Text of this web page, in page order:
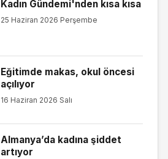
Kadın Gündemi'nden kısa kısa
25 Haziran 2026 Perşembe
Eğitimde makas, okul öncesi
açılıyor
16 Haziran 2026 Salı
Almanya’da kadına şiddet
artıyor